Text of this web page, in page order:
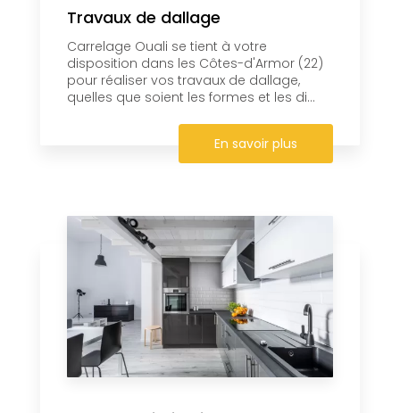
Travaux de dallage
Carrelage Ouali se tient à votre
disposition dans les Côtes-d'Armor (22)
pour réaliser vos travaux de dallage,
quelles que soient les formes et les di...
En savoir plus